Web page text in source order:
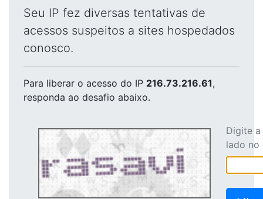
Seu IP fez diversas tentativas de
acessos suspeitos a sites hospedados
conosco.
Para liberar o acesso do IP 216.73.216.61,
responda ao desafio abaixo.
Digite
lado no